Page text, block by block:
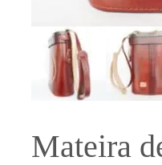
Mateira